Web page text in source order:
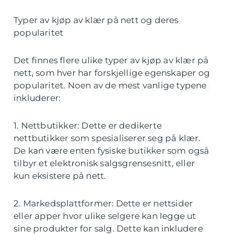
Typer av kjøp av klær på nett og deres
popularitet
Det finnes flere ulike typer av kjøp av klær på
nett, som hver har forskjellige egenskaper og
popularitet. Noen av de mest vanlige typene
inkluderer:
1. Nettbutikker: Dette er dedikerte
nettbutikker som spesialiserer seg på klær.
De kan være enten fysiske butikker som også
tilbyr et elektronisk salgsgrensesnitt, eller
kun eksistere på nett.
2. Markedsplattformer: Dette er nettsider
eller apper hvor ulike selgere kan legge ut
sine produkter for salg. Dette kan inkludere